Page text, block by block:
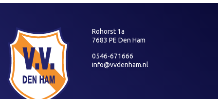
Rohorst 1a
7683 PE Den Ham
0546-671666
info@vvdenham.nl